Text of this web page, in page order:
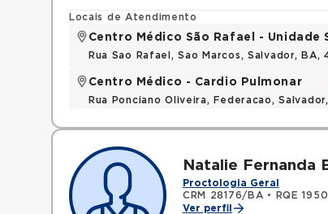
Locais de Atendimento
Centro Médico São Rafael - Unidade
Rua Sao Rafael, Sao Marcos, Salvador, BA,
Centro Médico - Cardio Pulmonar
Rua Ponciano Oliveira, Federacao,
Natalie Fernanda
Proctologia Geral
CRM 28176/BA • RQE
Ver perfil